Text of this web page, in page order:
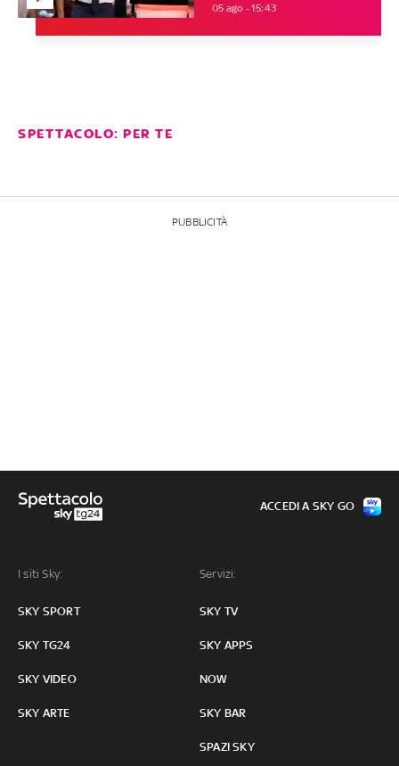
05 ago - 15:43
SPETTACOLO: PER TE
PUBBLICITÀ
I siti Sky:
SKY SPORT
SKY TG24
SKY VIDEO
SKY ARTE
Servizi:
SKY TV
SKY APPS
NOW
SKY BAR
SPAZI SKY
ACCEDI A SKY GO